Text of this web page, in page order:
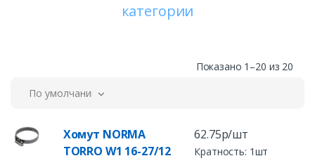
категории
Показано 1–20 из 20
По умолчанию
Хомут NORMA
TORRO W1 16-27/12
62.75р/шт
Кратность: 1шт